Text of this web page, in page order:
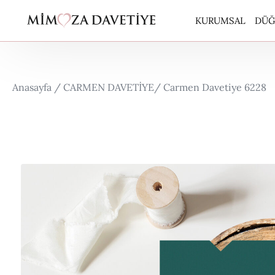
KURUMSAL
Anasayfa / CARMEN DAVETİYE/ Carmen Davetiye 6228